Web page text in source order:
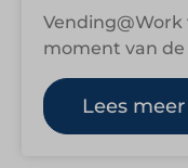
moment van
drankjes en
Lees meer